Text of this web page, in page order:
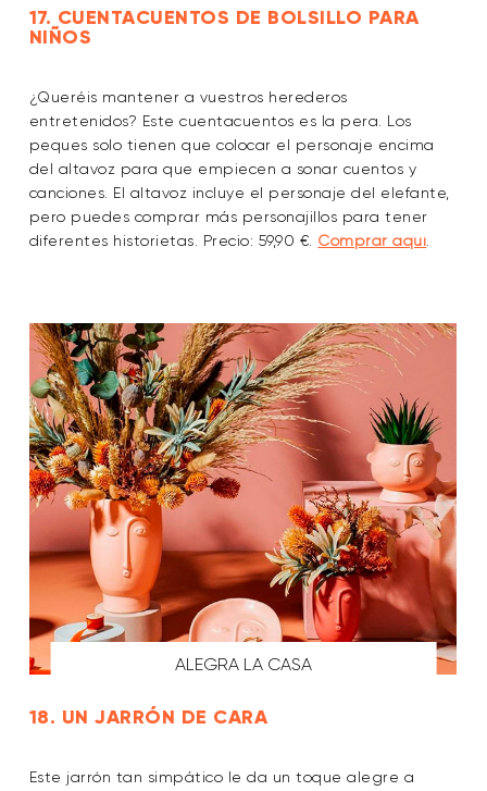
17. CUENTACUENTOS DE BOLSILLO PARA
NIÑOS
¿Queréis mantener a vuestros herederos
entretenidos? Este cuentacuentos es la pera. Los
peques solo tienen que colocar el personaje encima
del altavoz para que empiecen a sonar cuentos y
canciones. El altavoz incluye el personaje del elefante,
pero puedes comprar más personajillos para tener
diferentes historietas. Precio: 59,90 €. Comprar aquí
ALEGRA LA CASA
18. UN JARRÓN DE CARA
Este jarrón tan simpático le da un toque alegre a